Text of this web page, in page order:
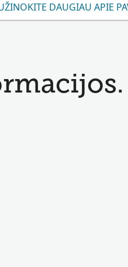
DAUGIAU APIE